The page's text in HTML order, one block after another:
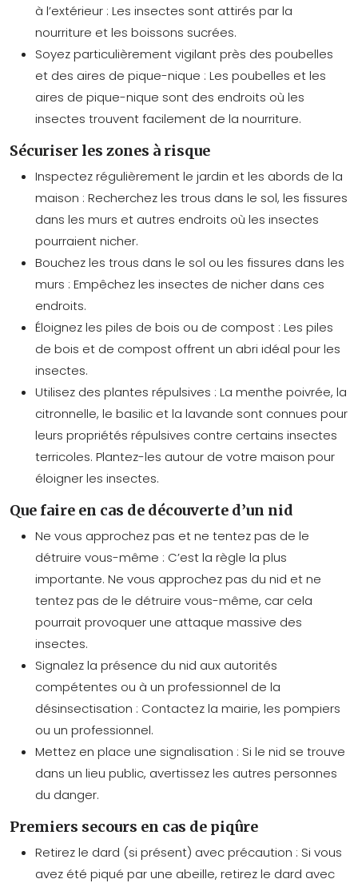
à l’extérieur : Les insectes sont attirés par la
nourriture et les boissons sucrées.
Soyez particulièrement vigilant près des poubelles
et des aires de pique-nique : Les poubelles et les
aires de pique-nique sont des endroits où les
insectes trouvent facilement de la nourriture.
Sécuriser les zones à risque
Inspectez régulièrement le jardin et les abords de la
maison : Recherchez les trous dans le sol, les fissures
dans les murs et autres endroits où les insectes
pourraient nicher.
Bouchez les trous dans le sol ou les fissures dans les
murs : Empêchez les insectes de nicher dans ces
endroits.
Éloignez les piles de bois ou de compost : Les piles
de bois et de compost offrent un abri idéal pour les
insectes.
Utilisez des plantes répulsives : La menthe poivrée, la
citronnelle, le basilic et la lavande sont connues pour
leurs propriétés répulsives contre certains insectes
terricoles. Plantez-les autour de votre maison pour
éloigner les insectes.
Que faire en cas de découverte d’un nid
Ne vous approchez pas et ne tentez pas de le
détruire vous-même : C’est la règle la plus
importante. Ne vous approchez pas du nid et ne
tentez pas de le détruire vous-même, car cela
pourrait provoquer une attaque massive des
insectes.
Signalez la présence du nid aux autorités
compétentes ou à un professionnel de la
désinsectisation : Contactez la mairie, les pompiers
ou un professionnel.
Mettez en place une signalisation : Si le nid se trouve
dans un lieu public, avertissez les autres personnes
du danger.
Premiers secours en cas de piqûre
Retirez le dard (si présent) avec précaution : Si vous
avez été piqué par une abeille, retirez le dard avec